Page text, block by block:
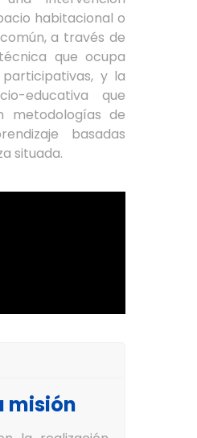
habitacional o
a través de
que ocupa
y la
educativa que
metodologías de
basadas
situada.
misión